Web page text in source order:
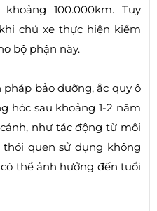
100.000km. Tuy
chủ xe thực hiện kiểm
bộ phận này.
bảo dưỡng, ắc quy ô
hóc sau khoảng 1-2 năm
như tác động từ môi
quen sử dụng không
thể ảnh hưởng đến tuổi